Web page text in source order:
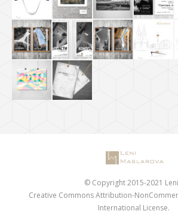
© Copyright 2015-2021
Creative Commons Attribution-
International License.